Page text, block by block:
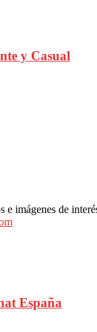
y Casual
imágenes de
España